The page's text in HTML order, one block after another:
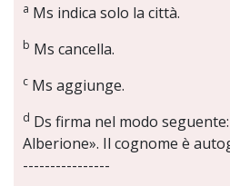
a Ms indica solo la città.
b Ms cancella.
c Ms aggiunge.
d Ds firma nel modo
Alberione». Il cognome è
----------------